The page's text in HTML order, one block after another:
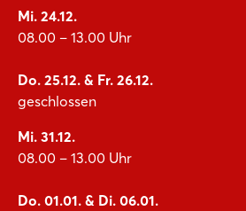
Mi. 24.12.
08.00 – 13.00 Uhr
Do. 25.12. & Fr. 26.12.
geschlossen
Mi. 31.12.
08.00 – 13.00 Uhr
Do. 01.01. & Di. 06.01.